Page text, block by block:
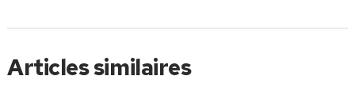
Articles similaires